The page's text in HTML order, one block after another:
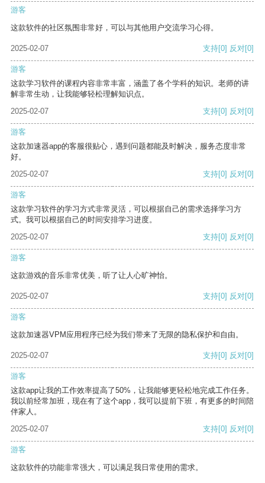
游客
这款软件的社区氛围非常好，可以与其他用户交流学习心得。
2025-02-07 支持[0] 反对[0]
游客
这款学习软件的课程内容非常丰富，涵盖了各个学科的知识。老师的讲
解非常生动，让我能够轻松理解知识点。
2025-02-07
支持[0] 反对[0]
游客
这款加速器app的客服很贴心，遇到问题都能及时解决，服务态度非常
好。
2025-02-07
支持[0] 反对[0]
游客
这款学习软件的学习方式非常灵活，可以根据自己的需求选择学习方
式。我可以根据自己的时间安排学习进度。
2025-02-07
支持[0] 反对[0]
游客
这款游戏的音乐非常优美，听了让人心旷神怡。
2025-02-07 支持[0] 反对[0]
游客
这款加速器VPM应用程序已经为我们带来了无限的隐私保护和自由。
2025-02-07 支持[0] 反对[0]
游客
这款app让我的工作效率提高了50%，让我能够更轻松地完成工作任务。
我以前经常加班，现在有了这个app，我可以提前下班，有更多的时间陪
伴家人。
2025-02-07
支持[0] 反对[0]
游客
这款软件的功能非常强大，可以满足我日常使用的需求。